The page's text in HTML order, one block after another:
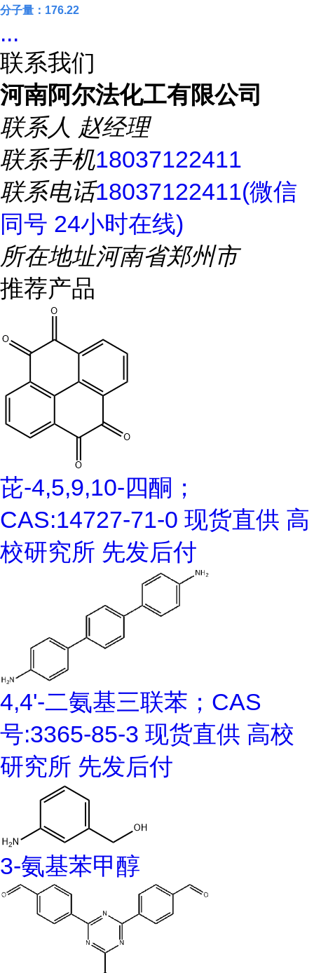
分子量： 176.22
...
联系我们
河南阿尔法化工有限公司
联系人 赵经理
联系手机18037122411
联系电话18037122411(微信
同号 24小时在线)
所在地址河南省郑州市
推荐产品
芘-4,5,9,10-四酮；
CAS:14727-71-0 现货直供 高
校研究所 先发后付
4,4'-二氨基三联苯；CAS
号:3365-85-3 现货直供 高校
研究所 先发后付
3-氨基苯甲醇